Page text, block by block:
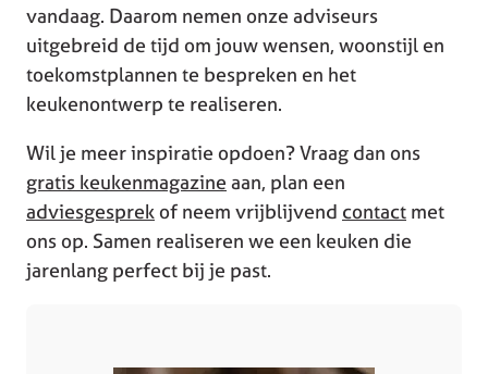
vandaag. Daarom nemen onze adviseurs
uitgebreid de tijd om jouw wensen, woonstijl en
toekomstplannen te bespreken en het
keukenontwerp te realiseren.
Wil je meer inspiratie opdoen? Vraag dan ons
gratis keukenmagazine aan, plan een
adviesgesprekof neem vrijblijvend contact met
ons op. Samen realiseren we een keuken die
jarenlang perfect bij je past.